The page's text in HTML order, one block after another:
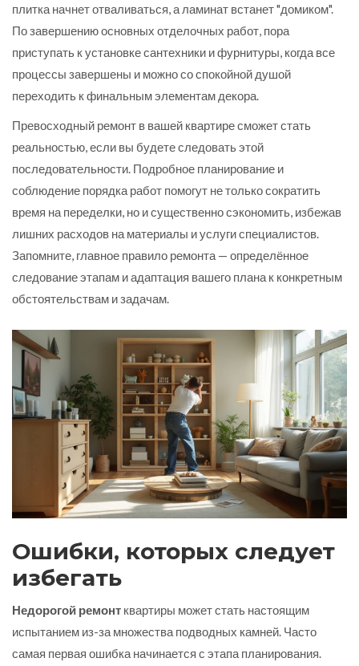
плитка начнет отваливаться, а ламинат встанет "домиком".
По завершению основных отделочных работ, пора
приступать к установке сантехники и фурнитуры, когда все
процессы завершены и можно со спокойной душой
переходить к финальным элементам декора.
Превосходный ремонт в вашей квартире сможет стать
реальностью, если вы будете следовать этой
последовательности. Подробное планирование и
соблюдение порядка работ помогут не только сократить
время на переделки, но и существенно сэкономить, избежав
лишних расходов на материалы и услуги специалистов.
Запомните, главное правило ремонта — определённое
следование этапам и адаптация вашего плана к конкретным
обстоятельствам и задачам.
Ошибки, которых следует
избегать
Недорогой ремонт квартиры может стать настоящим
испытанием из-за множества подводных камней. Часто
самая первая ошибка начинается с этапа планирования.